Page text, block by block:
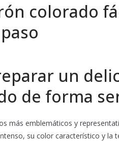
colorado
un
de forma
más emblemáticos y
su color característico y la